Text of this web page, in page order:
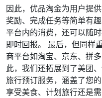
因此，优品淘金为用户提
奖励、完成任务等简单有
平台内的消费，还可以随
即时回报。 最后，但同样
商平台如淘宝、京东、拼
此，我们还拓展到了美团
旅行预订服务，涵盖了您
享受美食、计划旅行还是